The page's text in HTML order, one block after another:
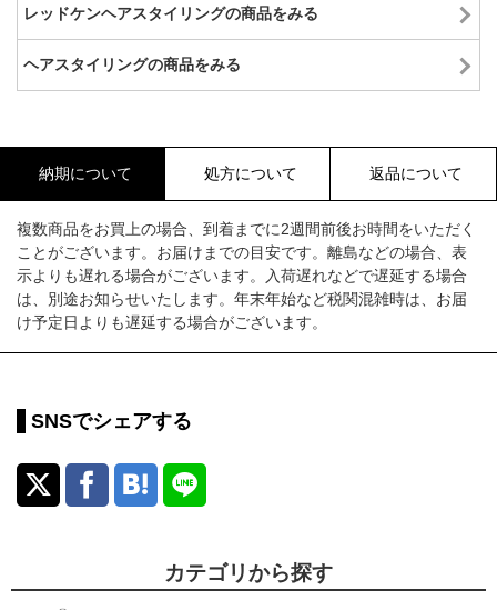
レッドケンヘアスタイリングの商品をみる
ヘアスタイリングの商品をみる
納期について 処方について 返品について
複数商品をお買上の場合、到着までに2週間前後お時間をいただく
ことがございます。お届けまでの目安です。離島などの場合、表
示よりも遅れる場合がございます。入荷遅れなどで遅延する場合
は、別途お知らせいたします。年末年始など税関混雑時は、お届
け予定日よりも遅延する場合がございます。
SNSでシェアする
カテゴリから探す